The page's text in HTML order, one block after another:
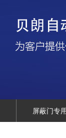
屏蔽门专